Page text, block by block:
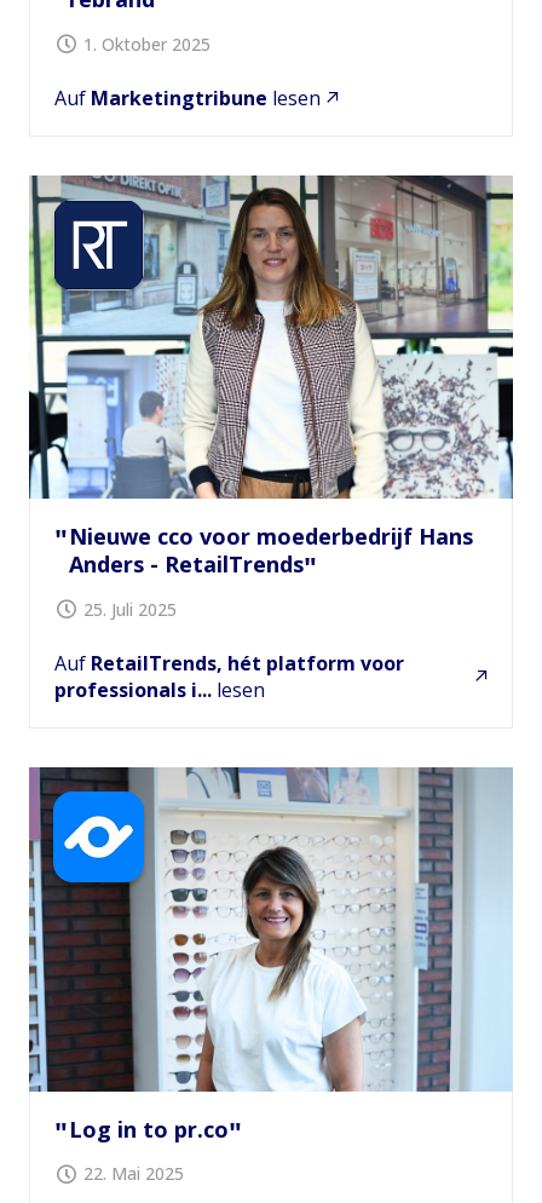
1. Oktober 2025
Auf Marketingtribune lesen
Nieuwe cco voor moederbedrijf Hans
Anders - RetailTrends
25. Juli 2025
Auf RetailTrends, hét platform voor
professionals i... lesen
Log in to pr.co
22. Mai 2025